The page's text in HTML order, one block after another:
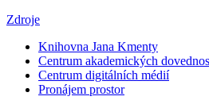
Zdroje
Knihovna Jana Kmenty
Centrum akademických
Centrum digitálních médií
Pronájem prostor